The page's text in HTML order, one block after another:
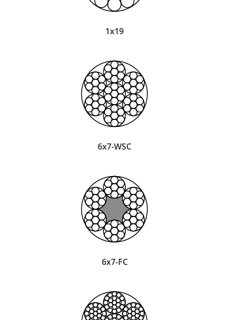
1x19
6x7-WSC
6x7-FC